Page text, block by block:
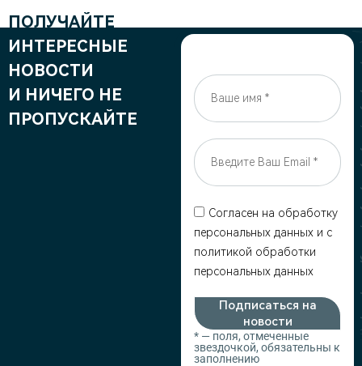
ПОЛУЧАЙТЕ
ИНТЕРЕСНЫЕ
НОВОСТИ
И НИЧЕГО НЕ
ПРОПУСКАЙТЕ
Согласен на обработку
персональных данных и c
политикой обработки
персональных данных
Подписаться на
новости
* — поля, отмеченные
звездочкой, обязательны к
заполнению